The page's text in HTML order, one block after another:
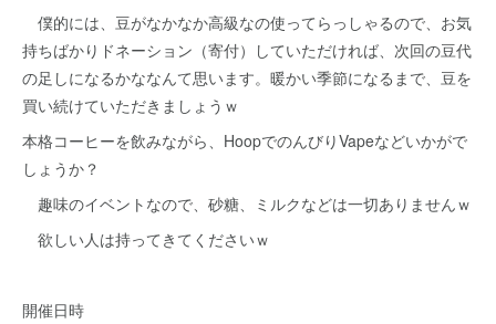
僕的には、豆がなかなか高級なの使ってらっしゃるので、お気
持ちばかりドネーション（寄付）していただければ、次回の豆代
の足しになるかななんて思います。暖かい季節になるまで、豆を
買い続けていただきましょうｗ
本格コーヒーを飲みながら、HoopでのんびりVapeなどいかがで
しょうか？
趣味のイベントなので、砂糖、ミルクなどは一切ありませんｗ
欲しい人は持ってきてくださいｗ
開催日時